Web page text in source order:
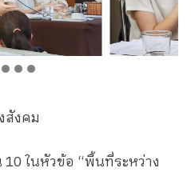
สังคม
ในหัวข้อ “พื้นที่ระหว่าง